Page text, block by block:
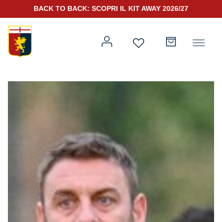
Prima squadra
Genoa for Special
Rappresentanza
Kit Gara 25/26
BACK TO BACK: SCOPRI IL KIT AWAY 2026/27